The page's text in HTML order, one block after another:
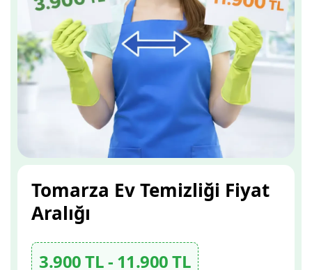
Tomarza Ev Temizliği Fiyat
Aralığı
3.900 TL - 11.900 TL